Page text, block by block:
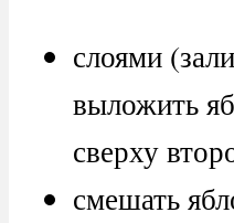
слоями
выложить
сверху
смешать